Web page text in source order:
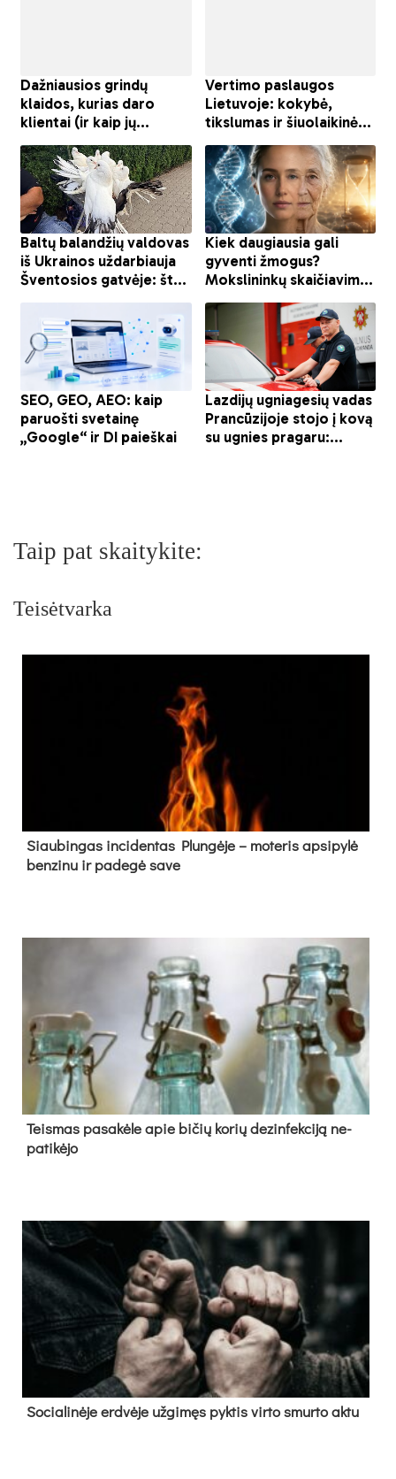
Taip pat skaitykite:
Teisėtvarka
Siau­bin­gas in­ci­den­tas Plun­gė­je – mo­te­ris ap­si­py­lė
ben­zi­nu ir pa­de­gė sa­ve
Teis­mas pa­sa­kė­le apie bi­čių ko­rių de­zin­fek­ci­ją ne­
pa­ti­kė­jo
So­cia­li­nė­je erd­vė­je už­gi­męs pyk­tis vir­to smur­to ak­tu